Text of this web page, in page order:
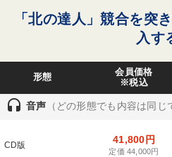
「北の達人」競合を突
入す
形態
会員価格
※税込
headset 音声 （どの形態でも内容は同じ
CD版 41,800円
定価 44,000円